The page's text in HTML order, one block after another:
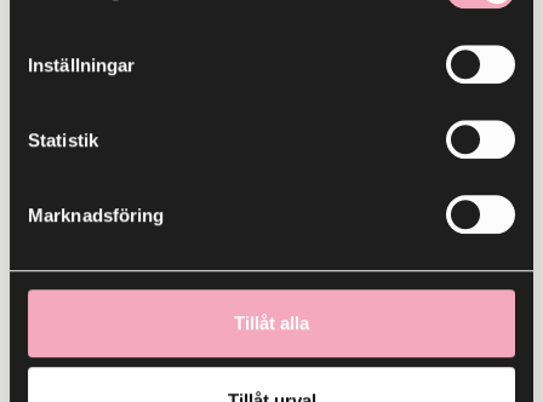
Inställningar
Statistik
Marknadsföring
Tillåt alla
DELICIOUS CHICKEN
Il Cibo
Rosegarden Neo
Subway